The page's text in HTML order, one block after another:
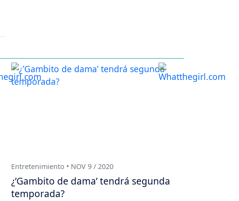
Entretenimiento • NOV 9 / 2020
¿’Gambito de dama’ tendrá segunda
temporada?